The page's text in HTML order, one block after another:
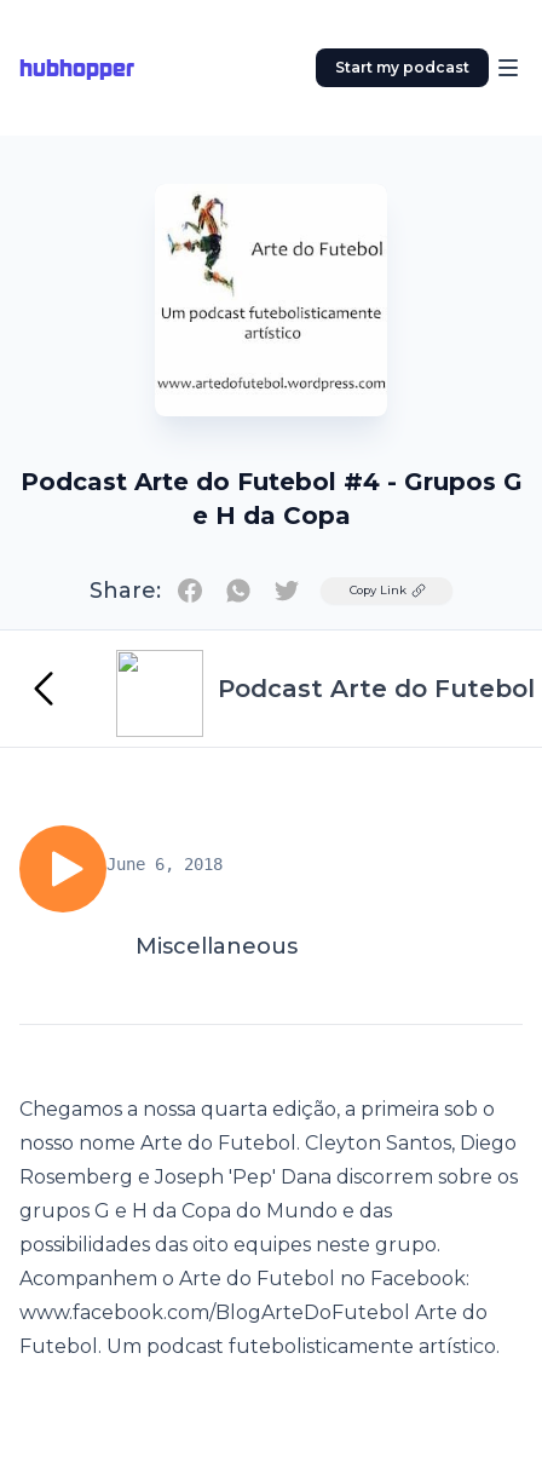
hubhopper Start my podcast
Podcast Arte do Futebol #4 - Grupos G
e H da Copa
Share: TwitterCopy Link
Podcast Arte do Futebol
June 6, 2018
Miscellaneous
Chegamos a nossa quarta edição, a primeira sob o
nosso nome Arte do Futebol. Cleyton Santos, Diego
Rosemberg e Joseph 'Pep' Dana discorrem sobre os
grupos G e H da Copa do Mundo e das
possibilidades das oito equipes neste grupo.
Acompanhem o Arte do Futebol no Facebook:
www.facebook.com/BlogArteDoFutebol Arte do
Futebol. Um podcast futebolisticamente artístico.